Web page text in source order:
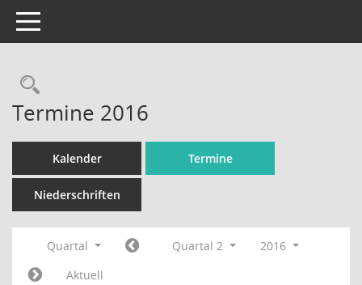
Toggle navigation
Rechercheauswahl
Termine 2016
Kalender Termine
Niederschriften
Quartal Quartal 2
2016
Aktuell